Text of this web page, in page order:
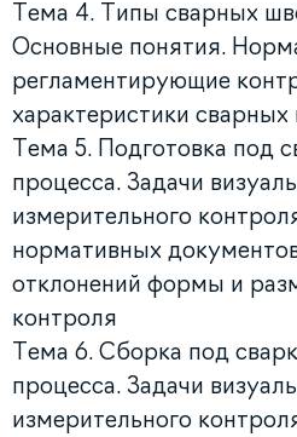
Тема 4. Типы сварных
Основные понятия.
регламентирующие
характеристики
Тема 5. Подготовка под
процесса. Задачи
измерительного
нормативных
отклонений формы и
контроля
Тема 6. Сборка под
процесса. Задачи
измерительного